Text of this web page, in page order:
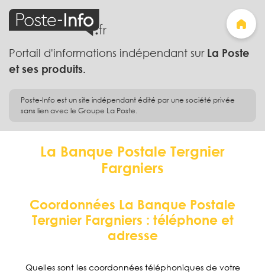
Portail d'informations indépendant sur La Poste
et ses produits.
Poste-Info est un site indépendant édité par une société privée
sans lien avec le Groupe La Poste.
La Banque Postale Tergnier
Fargniers
Coordonnées La Banque Postale
Tergnier Fargniers : téléphone et
adresse
Quelles sont les coordonnées téléphoniques de votre